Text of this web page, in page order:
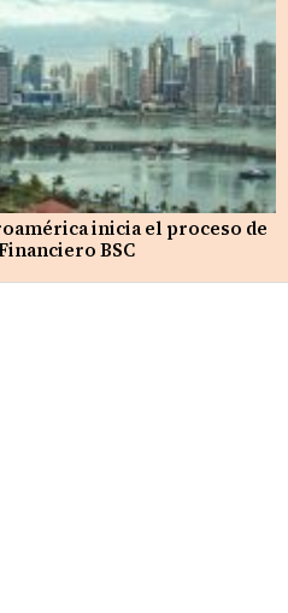
inicia el proceso de
BSC